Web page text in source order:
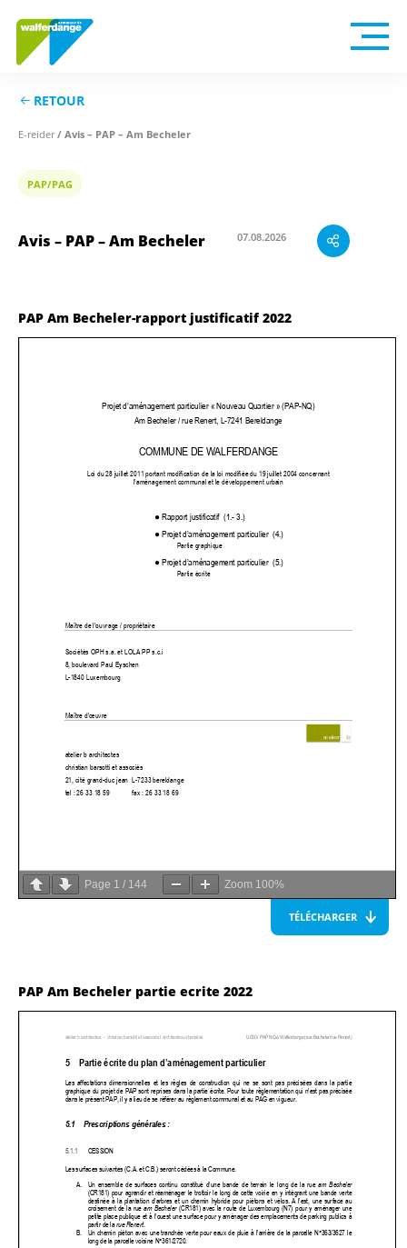
RETOUR
E-reider/ Avis – PAP – Am Becheler
PAP/PAG
Avis – PAP – Am Becheler 07.08.2026
PAP Am Becheler-rapport justificatif 2022
Page 1 / 144 Zoom 100%
TÉLÉCHARGER
PAP Am Becheler partie ecrite 2022